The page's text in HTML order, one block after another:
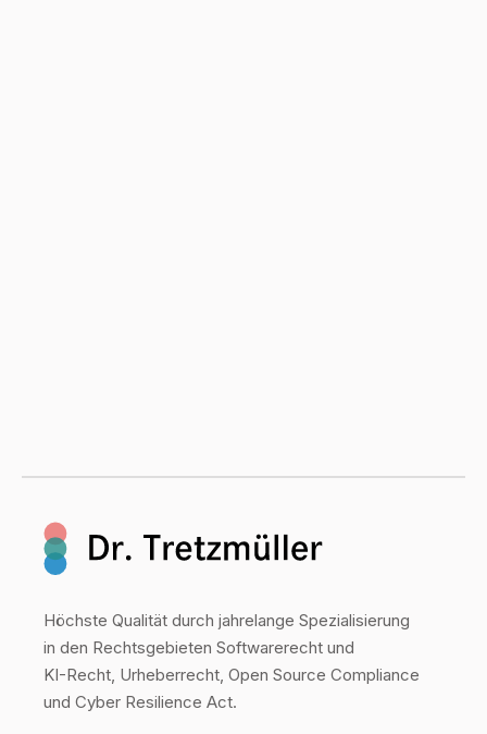
Höchste Qualität durch jahrelange Spezialisierung
in den Rechtsgebieten Softwarerecht und
KI-Recht, Urheberrecht, Open Source Compliance
und Cyber Resilience Act.